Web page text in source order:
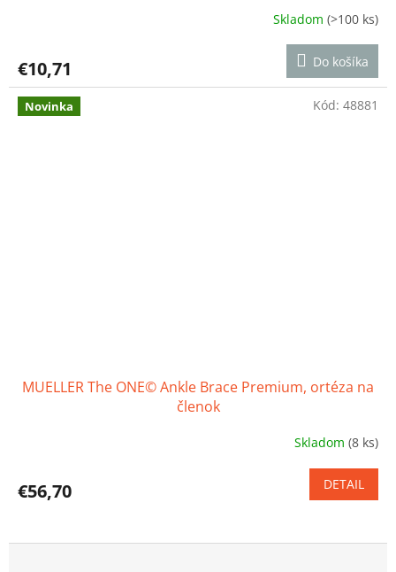
je
4,5
Skladom(>100 ks)
€10,71 Do košíka
Novinka
MUELLER The ONE© Ankle Brace Premium, ortéza na
členok
je
5
Skladom(8 ks)
€56,70 DETAIL
Kód: 48881